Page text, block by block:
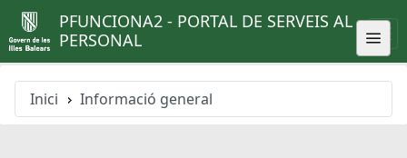
PFUNCIONA2 - PORTAL DE SERVEIS AL
PERSONAL
Inici Informació general